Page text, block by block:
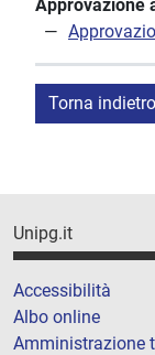
Approvazione
Torna indietro
Unipg.it
Accessibilità
Albo online
Amministrazione